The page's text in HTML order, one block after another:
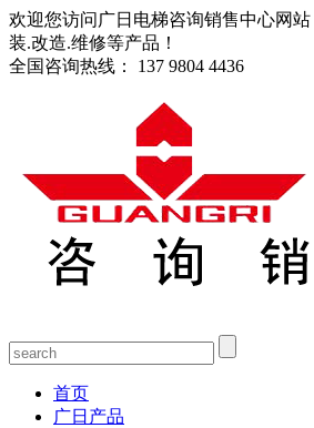
欢迎您访问广日电梯咨询销售中心网
装.改造.维修等产品！
全国咨询热线：
137 9804 4436
首页
广日产品